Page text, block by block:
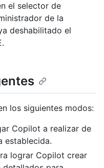
el selector de
de la
deshabilitado el
los siguientes modos:
Copilot a realizar de
establecida.
lograr Copilot crear